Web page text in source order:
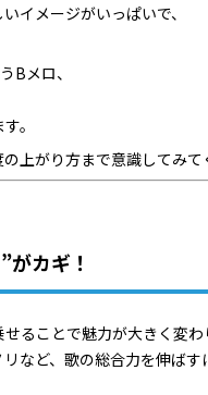
イメージがいっぱいで、
Bメロ、
。
上がり方まで意識してみて
カギ！
ることで魅力が大きく変わ
など、歌の総合力を伸ばす